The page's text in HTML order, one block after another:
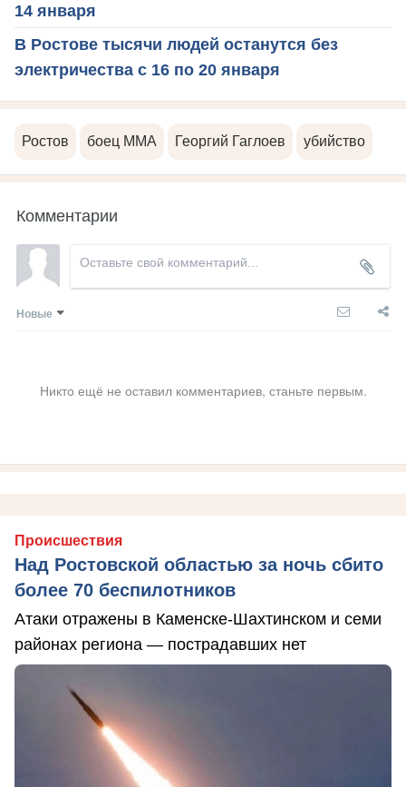
14 января
В Ростове тысячи людей останутся без
электричества с 16 по 20 января
Ростов боец ММА Георгий Гаглоев убийство
Комментарии
Новые
Никто ещё не оставил комментариев, станьте первым.
Происшествия
Над Ростовской областью за ночь сбито
более 70 беспилотников
Атаки отражены в Каменске-Шахтинском и семи
районах региона — пострадавших нет